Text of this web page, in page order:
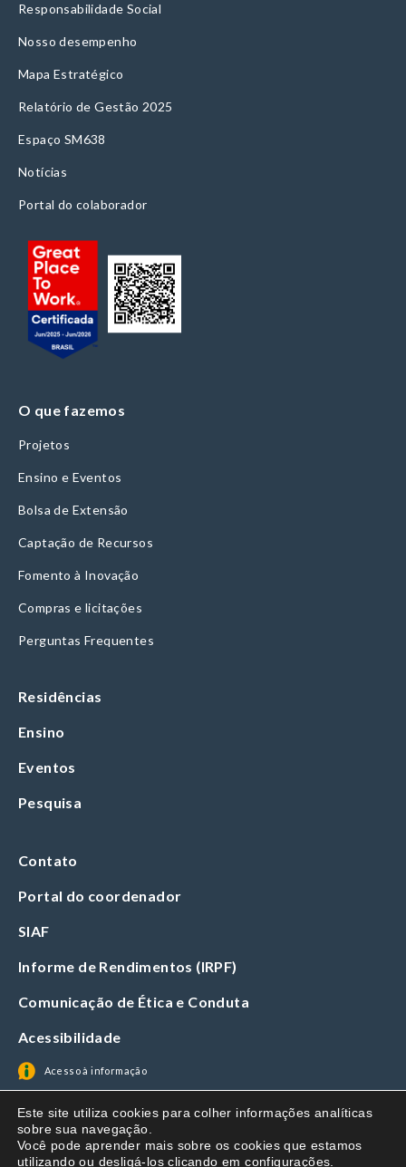
Responsabilidade Social
Nosso desempenho
Mapa Estratégico
Relatório de Gestão 2025
Espaço SM638
Notícias
Portal do colaborador
O que fazemos
Projetos
Ensino e Eventos
Bolsa de Extensão
Captação de Recursos
Fomento à Inovação
Compras e licitações
Perguntas Frequentes
Residências
Ensino
Eventos
Pesquisa
Contato
Portal do coordenador
SIAF
Informe de Rendimentos (IRPF)
Comunicação de Ética e Conduta
Acessibilidade
Acesso à informação
Este site utiliza cookies para colher informações analíticas
sobre sua navegação.
Você pode aprender mais sobre os cookies que estamos
utilizando ou desligá-los clicando emconfigurações